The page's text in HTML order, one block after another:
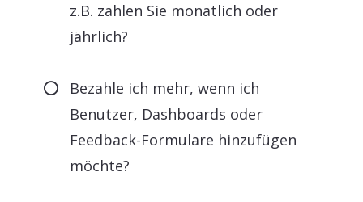
z.B. zahlen Sie monatlich oder
jährlich?
Bezahle ich mehr, wenn ich
Benutzer, Dashboards oder
Feedback-Formulare hinzufügen
möchte?